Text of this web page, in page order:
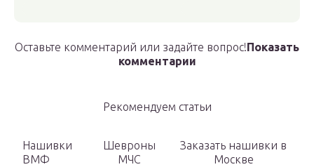
Оставьте комментарий или задайте вопрос!Показать
комментарии
Рекомендуем статьи
Нашивки
ВМФ
Шевроны
МЧС
Заказать нашивки в
Москве